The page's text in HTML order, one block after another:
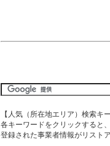
【人気（所在地エリア）検索キ
各キーワードをクリックすると
登録された事業者情報がリスト